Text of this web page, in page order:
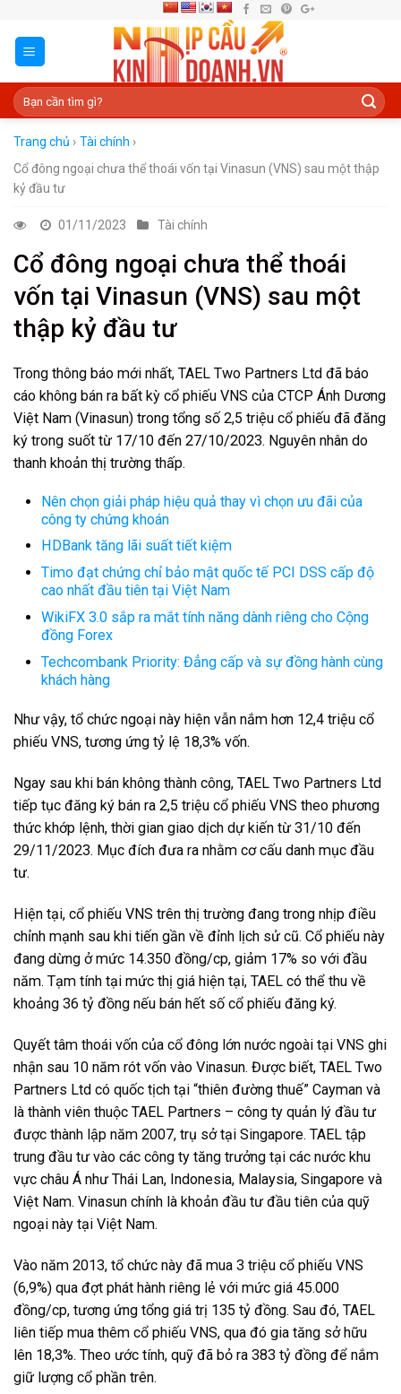
content
Trang chủ › Tài chính ›
Cổ đông ngoại chưa thể thoái vốn tại Vinasun (VNS) sau một thập
kỷ đầu tư
01/11/2023 Tài chính
Cổ đông ngoại chưa thể thoái
vốn tại Vinasun (VNS) sau một
thập kỷ đầu tư
Trong thông báo mới nhất, TAEL Two Partners Ltd đã báo
cáo không bán ra bất kỳ cổ phiếu VNS của CTCP Ánh Dương
Việt Nam (Vinasun) trong tổng số 2,5 triệu cổ phiếu đã đăng
ký trong suốt từ 17/10 đến 27/10/2023. Nguyên nhân do
thanh khoản thị trường thấp.
Nên chọn giải pháp hiệu quả thay vì chọn ưu đãi của
công ty chứng khoán
HDBank tăng lãi suất tiết kiệm
Timo đạt chứng chỉ bảo mật quốc tế PCI DSS cấp độ
cao nhất đầu tiên tại Việt Nam
WikiFX 3.0 sắp ra mắt tính năng dành riêng cho Cộng
đồng Forex
Techcombank Priority: Đẳng cấp và sự đồng hành cùng
khách hàng
Như vậy, tổ chức ngoại này hiện vẫn nắm hơn 12,4 triệu cổ
phiếu VNS, tương ứng tỷ lệ 18,3% vốn.
Ngay sau khi bán không thành công, TAEL Two Partners Ltd
tiếp tục đăng ký bán ra 2,5 triệu cổ phiếu VNS theo phương
thức khớp lệnh, thời gian giao dịch dự kiến từ 31/10 đến
29/11/2023. Mục đích đưa ra nhằm cơ cấu danh mục đầu
tư.
Hiện tại, cổ phiếu VNS trên thị trường đang trong nhịp điều
chỉnh mạnh sau khi tiến gần về đỉnh lịch sử cũ. Cổ phiếu này
đang dừng ở mức 14.350 đồng/cp, giảm 17% so với đầu
năm. Tạm tính tại mức thị giá hiện tại, TAEL có thể thu về
khoảng 36 tỷ đồng nếu bán hết số cổ phiếu đăng ký.
Quyết tâm thoái vốn của cổ đông lớn nước ngoài tại VNS ghi
nhận sau 10 năm rót vốn vào Vinasun. Được biết, TAEL Two
Partners Ltd có quốc tịch tại “thiên đường thuế” Cayman và
là thành viên thuộc TAEL Partners – công ty quản lý đầu tư
được thành lập năm 2007, trụ sở tại Singapore. TAEL tập
trung đầu tư vào các công ty tăng trưởng tại các nước khu
vực châu Á như Thái Lan, Indonesia, Malaysia, Singapore và
Việt Nam. Vinasun chính là khoản đầu tư đầu tiên của quỹ
ngoại này tại Việt Nam.
Vào năm 2013, tổ chức này đã mua 3 triệu cổ phiếu VNS
(6,9%) qua đợt phát hành riêng lẻ với mức giá 45.000
đồng/cp, tương ứng tổng giá trị 135 tỷ đồng. Sau đó, TAEL
liên tiếp mua thêm cổ phiếu VNS, qua đó gia tăng sở hữu
lên 18,3%. Theo ước tính, quỹ đã bỏ ra 383 tỷ đồng để nắm
giữ lượng cổ phần trên.